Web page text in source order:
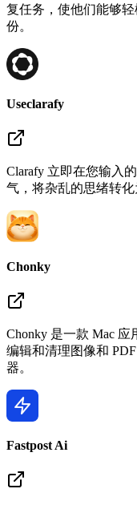
复任务，使他们能够
份。
Useclarafy
Clarafy 立即在您输入
气，将杂乱的思绪转化
Chonky
Chonky 是一款 Mac 应
编辑和清理图像和
器。
Fastpost Ai